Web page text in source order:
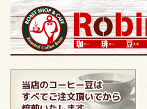
コーヒー豆通販ショップ ロビ
ーヒー